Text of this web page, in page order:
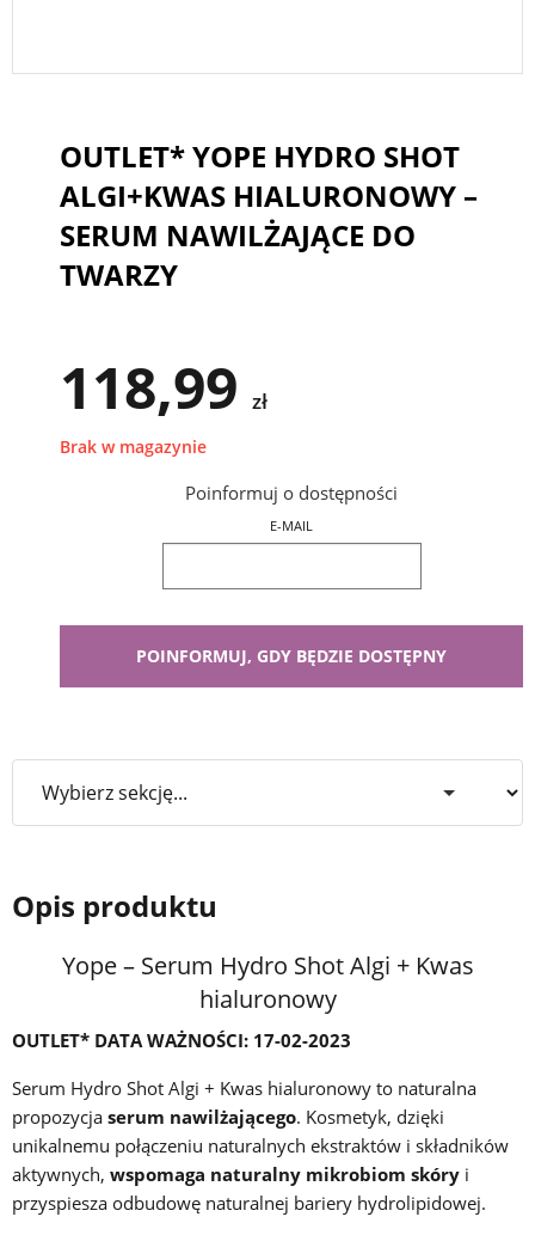
OUTLET* YOPE HYDRO SHOT
ALGI+KWAS HIALURONOWY –
SERUM NAWILŻAJĄCE DO
TWARZY
118,99 zł
Brak w magazynie
Poinformuj o dostępności
E-MAIL
Opis produktu
Yope – Serum Hydro Shot Algi + Kwas
hialuronowy
OUTLET* DATA WAŻNOŚCI: 17-02-2023
Serum Hydro Shot Algi + Kwas hialuronowy to naturalna
propozycja serum nawilżającego. Kosmetyk, dzięki
unikalnemu połączeniu naturalnych ekstraktów i składników
aktywnych, wspomaga naturalny mikrobiom skóry i
przyspiesza odbudowę naturalnej bariery hydrolipidowej.